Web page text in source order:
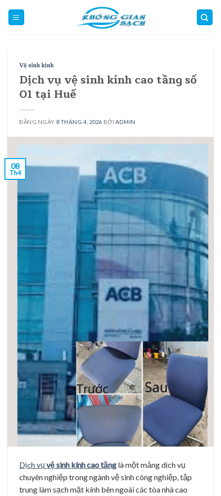
Vệ sinh kính
Dịch vụ vệ sinh kính cao tầng số
01 tại Huế
ĐĂNG NGÀY 8 THÁNG 4, 2026 BỞI ADMIN
08
Th4
Dịch vụ vệ sinh kính cao tầng là một mảng dịch vụ
chuyên nghiệp trong ngành vệ sinh công nghiệp, tập
trung làm sạch mặt kính bên ngoài các tòa nhà cao